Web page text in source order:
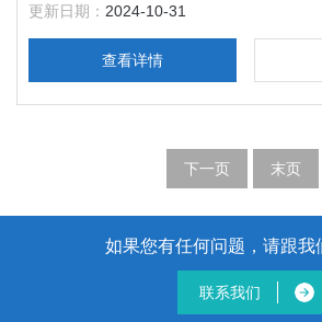
更新日期： 2024-10-31
查看详情
下一页 末页
如果您有任何问题，请跟我
联系我们